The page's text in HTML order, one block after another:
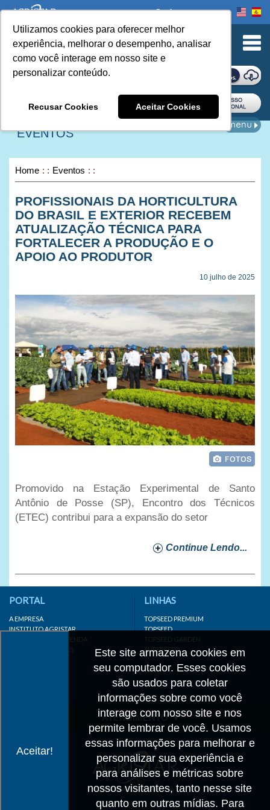
Utilizamos cookies para oferecer melhor
experiência, melhorar o desempenho, analisar
como você interage em nosso site e
personalizar conteúdo.
Recusar Cookies Aceitar Cookies
to Content
Onde comprar
ONDE COMPRAR
EVENTOS
Home Eventos
PROFISSIONAIS DA HORTICULTURA
DO BRASIL E EXTERIOR RECEBEM
ATUALIZAÇÃO TÉCNICA PARA
FORTALECER A PRODUÇÃO E O
APOIO AO PRODUTOR
10 julho de 2025
Promovido na Estação Experimental de Santo
Antônio de Posse (SP), Encontro dos Técnicos
(ETEC) contribui para a expansão do setor
Continue Lendo...
Aceitar!
Este site armazena cookies em
seu computador. Esses cookies
são usados para coletar
informações sobre como você
interage com nosso site e nos
permite lembrar de você. Usamos
essas informações para melhorar e
personalizar sua experiência e
para análises e métricas sobre
nossos visitantes, tanto nesse site
quanto em outras mídias. Para
PORTAL
A EMPRESA
INSTITUTO AGRISTAR
DISTRIBUIDOR/REVENDA
LINKS IMPORTANTES
LINHAS
TOPSEED PREMIUM
TOPSEED
TOPSEED GARDEN
SUPERSEED
ATENDIMENTO
CADASTRO
TRABALHE CONOSCO